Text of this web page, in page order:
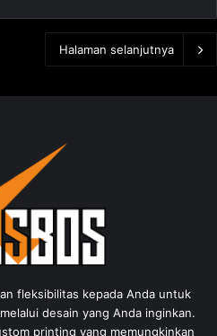
Halaman selanjutnya
fleksibilitas kepada Anda untuk
desain yang Anda inginkan.
printing yang memungkinkan